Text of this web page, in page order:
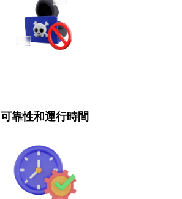
可靠性和運行時間